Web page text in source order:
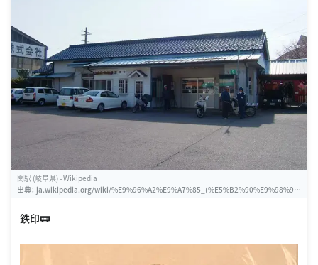
関駅 (岐阜県) - Wikipedia
出典： ja.wikipedia.org/wiki/%E9%96%A2%E9%A7%85_(%E5%B2%90%E9%98%9
鉄印🚃